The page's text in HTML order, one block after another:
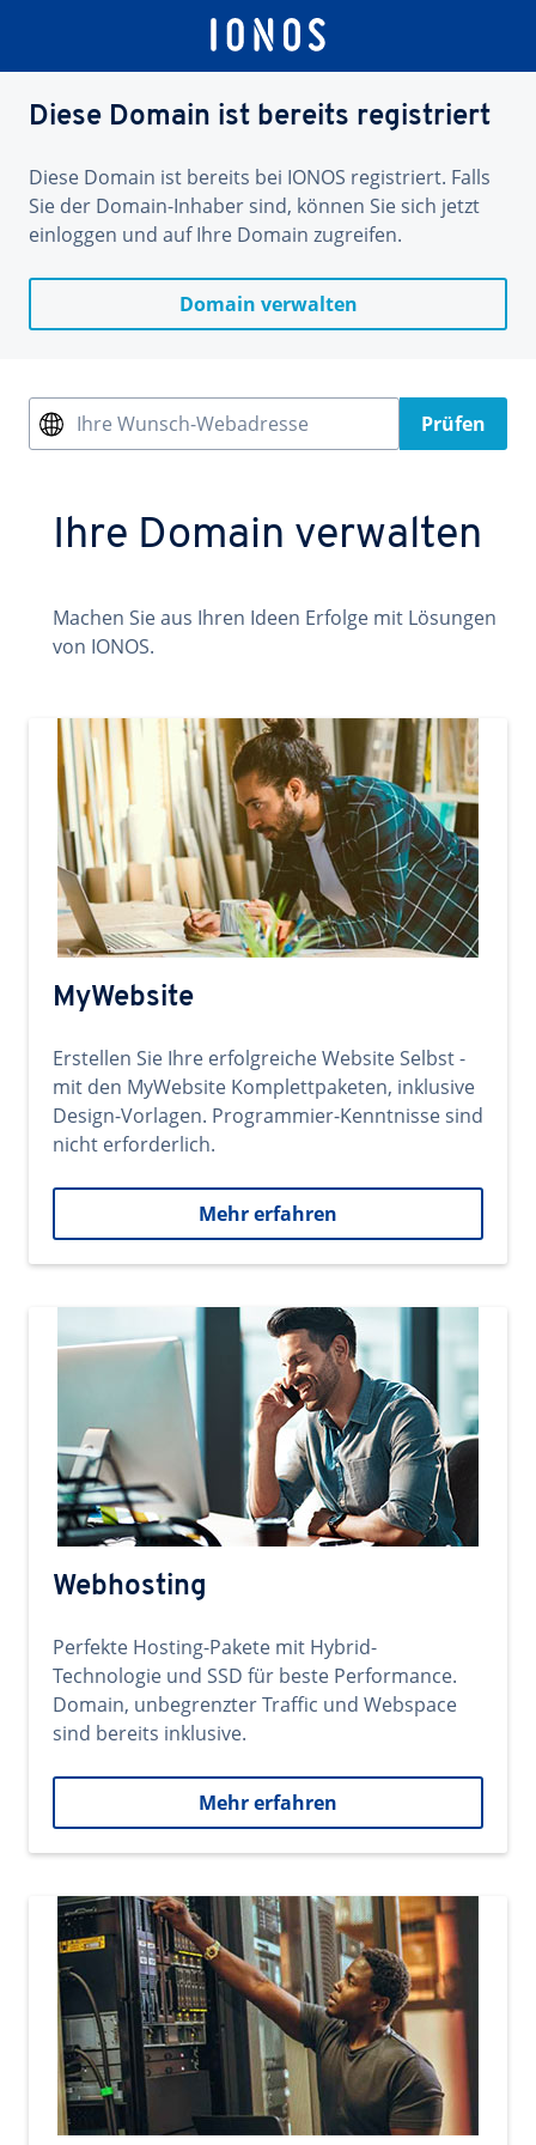
Diese Domain ist bereits registriert
Diese Domain ist bereits bei IONOS registriert. Falls
Sie der Domain-Inhaber sind, können Sie sich jetzt
einloggen und auf Ihre Domain zugreifen.
Domain verwalten
Ihre Wunsch-Webadresse Prüfen
Ihre Domain verwalten
Machen Sie aus Ihren Ideen Erfolge mit Lösungen
von IONOS.
MyWebsite
Erstellen Sie Ihre erfolgreiche Website Selbst -
mit den MyWebsite Komplettpaketen, inklusive
Design-Vorlagen. Programmier-Kenntnisse sind
nicht erforderlich.
Mehr erfahren
Webhosting
Perfekte Hosting-Pakete mit Hybrid-
Technologie und SSD für beste Performance.
Domain, unbegrenzter Traffic und Webspace
sind bereits inklusive.
Mehr erfahren